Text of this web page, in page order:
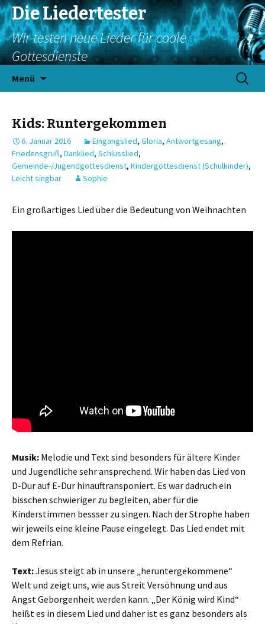
Die Liedertester
Wir testen neue Lieder für coole
Gottesdienste
Menü
Suchen
nach:
Kids: Runtergekommen
6. Januar 2016 Eingangslied, Gloria, Antwortgesang,
Friedensgruß, Danklied, Schlusslied,
Gemeinde-/Jugendgottesdienst, Kindergottesdienst (Schulkinder),
Leicht singbar
Sophie
Ein großartiges Lied über die Bedeutung von Weihnachten
Musik: Melodie und Text sind besonders für ältere Kinder
und Jugendliche sehr ansprechend. Wir haben das Lied von
D-Dur auf E-Dur hinauftransponiert. Es war dadruch ein
bisschen schwieriger zu begleiten, aber für die
Kinderstimmen bessser zu singen. Nach der Strophe haben
wir jeweils eine kleine Pause eingelegt. Das Lied endet mit
dem Refrian.
Text:Jesus steigt ab in unsere „heruntergekommene“
Welt und zeigt uns, wie aus Streit Versöhnung und aus
Angst Geborgenheit werden kann. „Der König wird Kind“
heißt es in diesem Lied und daher ist es ganz besonders als